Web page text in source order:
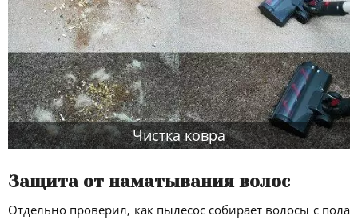
Чистка ковра
Защита от наматывания волос
Отдельно проверил, как пылесос собирает волосы с пола